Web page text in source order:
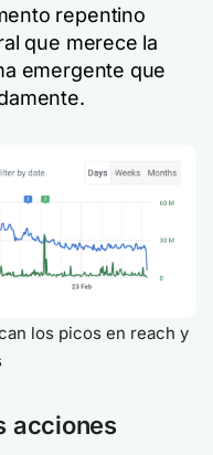
repentino
que merece la
emergente que
los picos en reach y
acciones